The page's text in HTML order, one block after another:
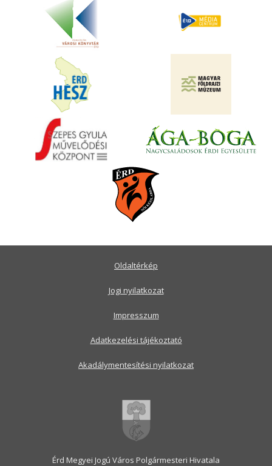
Érd Megyei Jogú Város Polgármesteri Hivatala
Oldaltérkép
Jogi nyilatkozat
Impresszum
Adatkezelési tájékoztató
Akadálymentesítési nyilatkozat